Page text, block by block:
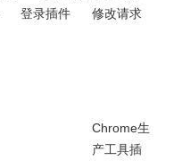
登录插件
修改请求
Chrome生
产工具插